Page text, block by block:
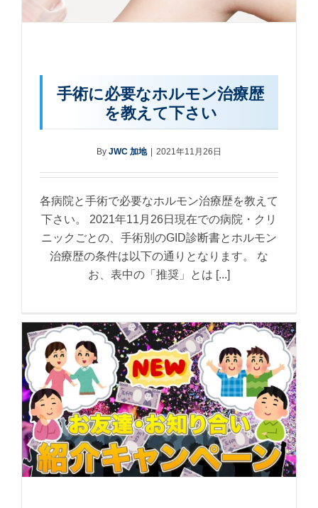
手術に必要なホルモン治療歴
を教えて下さい
By JWC 加地 2021年11月26日
各病院と手術で必要なホルモン治療歴を教えて
下さい。 2021年11月26日現在での病院・クリ
ニックごとの、手術別のGID診断書とホルモン
治療歴の条件は以下の通りとなります。 な
お、表中の「推奨」とは [...]